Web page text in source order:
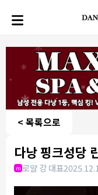
< 목록으로
다낭 핑크성당
m 로얄 강 대표